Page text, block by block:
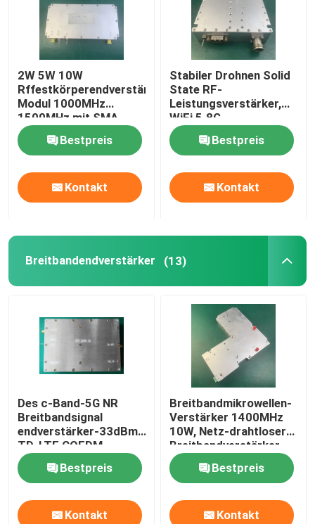
Rf-Endverstärker
LTE-Endverstärker
Festkörperendverstärker
Breitbandendverstärker
Telekommunikations-Verstärker
mobiles Signalverstärker
Drahtloser Endverstärker
Rf-Endverstärkermodul
Verstärker WiFis Wlan
GPS-Signal-Verstärker
2W 5W 10W
Rffestkörperendverstärker-
Modul 1000MHz
1500MHz mit SMA
Conncetor
Bestpreis
Kontakt
Stabiler Drohnen Solid
State RF-
Leistungsverstärker,
WiFi 5.8G
Hochstromverstärker
Bestpreis
Kontakt
Breitbandendverstärker (13)
Des c-Band-5G NR
Breitbandsignal
endverstärker-33dBm
TD-LTE COFDM
Bestpreis
Kontakt
Breitbandmikrowellen-
Verstärker 1400MHz
10W, Netz-drahtloser
Breitbandverstärker
Bestpreis
Kontakt